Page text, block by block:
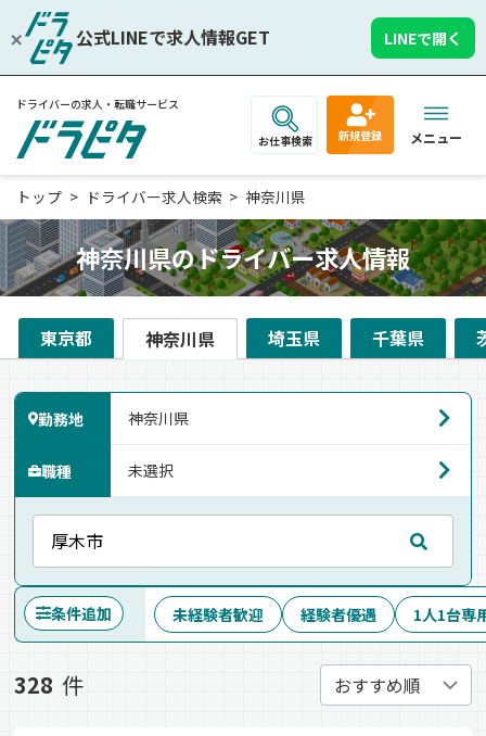
公式LINEで求人情報GET LINEで開く
ドライバーの求人・転職サービス
お仕事検索 新規登録 メニュー
トップ ドライバー求人検索 神奈川県
神奈川県のドライバー求人情報
東京都 神奈川県 埼玉県 千葉県
勤務地
職種
条件追加 未経験者歓迎 経験者優遇 1人1台専
328 件